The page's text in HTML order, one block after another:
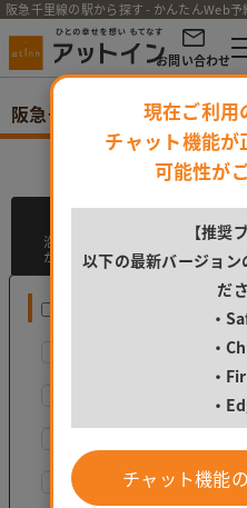
阪急千里線の駅から探す - かんたんWeb
お問い合わせ
阪急千里線の駅から探す
ご希望の駅を
train
沿線・駅
から探す
flag
市区
から探す
千里山駅（0）
現在ご利用
チャット機能が
可能性が
【推奨
以下の最新バージョン
だ
・
・
・
・
チャット機能